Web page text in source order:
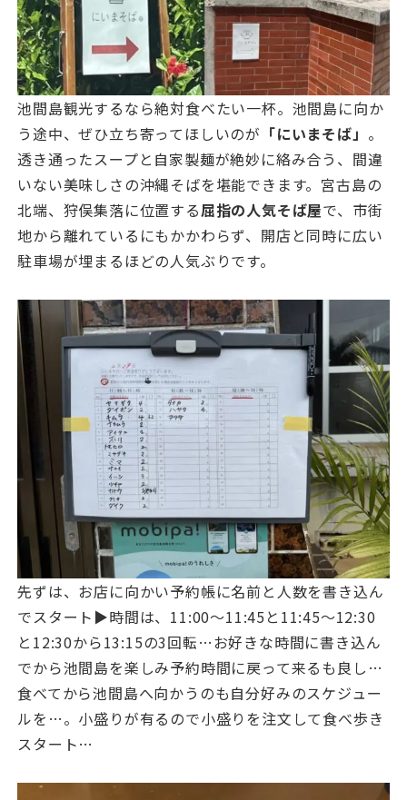
池間島観光するなら絶対食べたい一杯。池間島に向か
う途中、ぜひ立ち寄ってほしいのが 「にいまそば」 。
透き通ったスープと自家製麺が絶妙に絡み合う、間違
いない美味しさの沖縄そばを堪能できます。宮古島の
北端、狩俣集落に位置する屈指の人気そば屋で、市街
地から離れているにもかかわらず、開店と同時に広い
駐車場が埋まるほどの人気ぶりです。
先ずは、お店に向かい予約帳に名前と人数を書き込ん
でスタート▶️時間は、11:00〜11:45と11:45〜12:30
と12:30から13:15の3回転…お好きな時間に書き込ん
でから池間島を楽しみ予約時間に戻って来るも良し…
食べてから池間島へ向かうのも自分好みのスケジュー
ルを…。小盛りが有るので小盛りを注文して食べ歩き
スタート…